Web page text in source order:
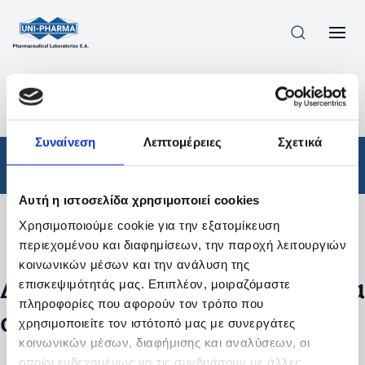
Συναίνεση Λεπτομέρειες Σχετικά
Αυτή η ιστοσελίδα χρησιμοποιεί cookies
Χρησιμοποιούμε cookie για την εξατομίκευση
περιεχομένου και διαφημίσεων, την παροχή λειτουργιών
κοινωνικών μέσων και την ανάλυση της
επισκεψιμότητάς μας. Επιπλέον, μοιραζόμαστε
πληροφορίες που αφορούν τον τρόπο που
χρησιμοποιείτε τον ιστότοπό μας με συνεργάτες
κοινωνικών μέσων, διαφήμισης και αναλύσεων, οι
οποίοι ενδεχομένως να τις συνδυάσουν με άλλες
ΠΡΟΪΟΝΤΑ ΣΥΝΤΑΓΟΓΡΑΦΟΎΜΕΝΑ
/
ΑΠΟΤΕΛΕΣΜΑΤΑ ΑΝΑΖΗΤΗΣΗΣ
Φάρμακα / Συνταγογραφούμενα
Φίλτρα
Δεν βρέθηκαν προϊόντα με τα
συγκεκριμένα φίλτρα